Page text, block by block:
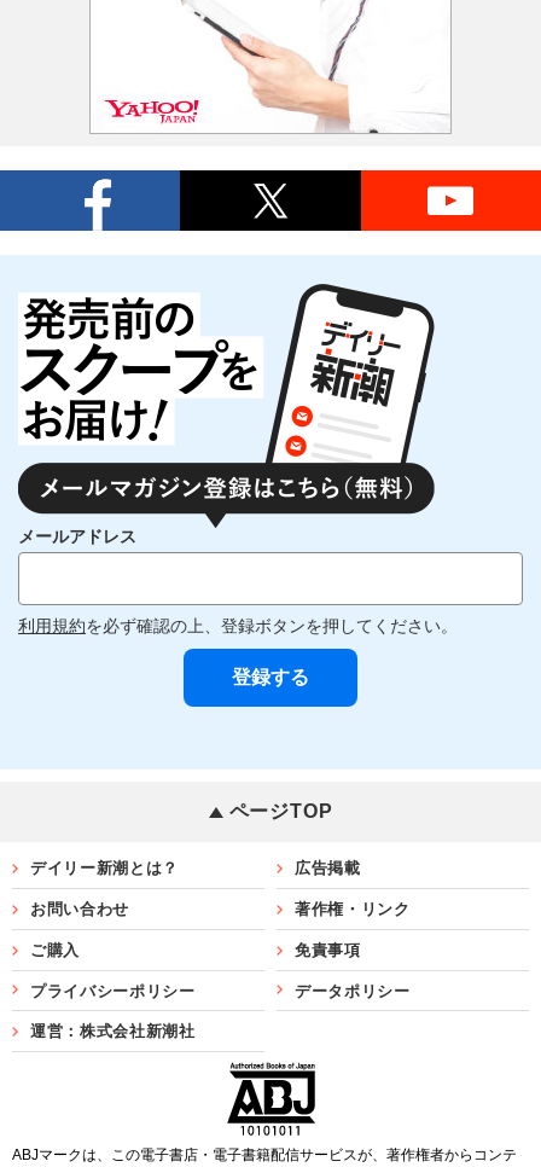
メールアドレス
利用規約を必ず確認の上、登録ボタンを押してください。
ページTOP
デイリー新潮とは？ 広告掲載
お問い合わせ 著作権・リンク
ご購入 免責事項
プライバシーポリシー データポリシー
運営：株式会社新潮社
ABJマークは、この電子書店・電子書籍配信サービスが、著作権者からコンテ